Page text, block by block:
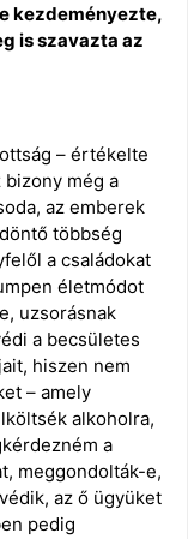
kezdeményezte,
is szavazta az
– értékelte
bizony még a
az emberek
többség
a családokat
életmódot
uzsorásnak
a becsületes
hiszen nem
– amely
alkoholra,
a
meggondolták-e,
az ő ügyüket
pedig